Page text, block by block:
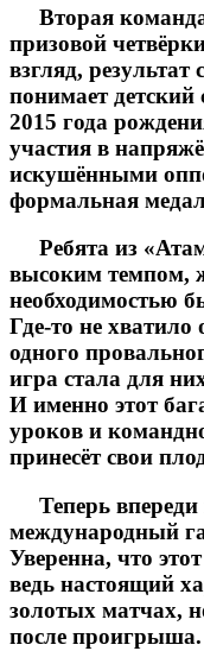
Вторая
призовой
взгляд,
понимает
2015 года
участия в
искушёнными
формальная
Ребята из
высоким темпом,
необходимостью
Где-то не
одного
игра стала для
И именно этот
уроков и
принесёт свои
Теперь впереди
международный
Уверенна, что
ведь настоящий
золотых матчах,
после проигрыша.